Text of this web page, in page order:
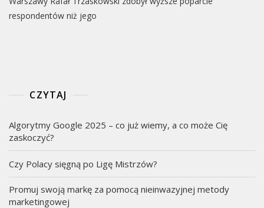
respondentów niż jego
CZYTAJ
Algorytmy Google 2025 – co już wiemy, a co może Cię
zaskoczyć?
Czy Polacy sięgną po Ligę Mistrzów?
Promuj swoją markę za pomocą nieinwazyjnej metody
marketingowej